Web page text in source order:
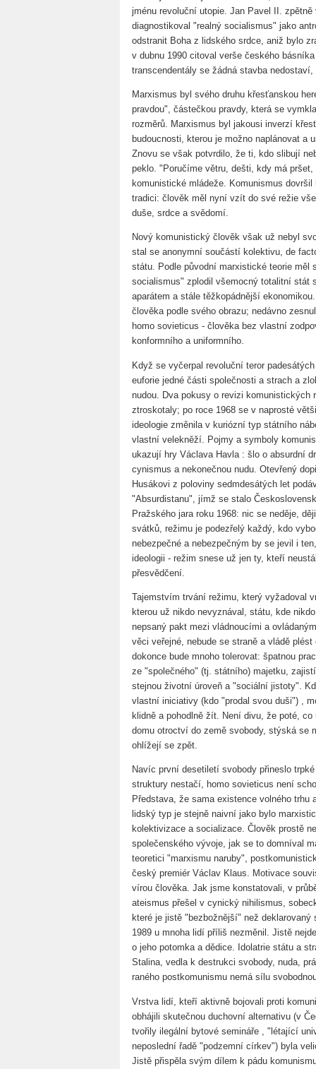
jménu revoluční utopie. Jan Pavel II.
diagnostikoval "realný socialismus" jako
odstranit Boha z lidského srdce, aniž bylo
v dubnu 1990 citoval verše českého
transcendentály se žádná stavba
Marxismus byl svého druhu křesťanskou
pravdou", částečkou pravdy, která se
rozměrů. Marxismus byl jakousi inverzí
budoucnosti, kterou je možno naplánovat a
Znovu se však potvrdilo, že ti, kdo slibují
peklo. "Poručíme větru, dešti, kdy má
komunistické mládeže. Komunismus
tradici: člověk měl nyní vzít do své režie
duše, srdce a svědomí.
Nový komunistický člověk však už nebyl
stal se anonymní součástí kolektivu, de
státu. Podle původní marxistické teorie
socialismus" zplodil všemocný totalitní stát
aparátem a stále těžkopádnější
člověka podle svého obrazu; nedávno
homo sovieticus - člověka bez vlastní
konformního a uniformního.
Když se vyčerpal revoluční teror
euforie jedné části společnosti a strach a
nudou. Dva pokusy o revizi komunistických
ztroskotaly; po roce 1968 se v naprosté
ideologie změnila v kuriózní typ státního
vlastní velekněží. Pojmy a symboly
ukazují hry Václava Havla : šlo o absurdní
cynismus a nekonečnou nudu. Otevřený
Husákovi z poloviny sedmdesátých let
"Absurdistanu", jímž se stalo
Pražského jara roku 1968: nic se neděje,
svátků, režimu je podezřelý každý, kdo
nebezpečné a nebezpečným by se jevil i
ideologii - režim snese už jen ty, kteří
přesvědčení.
Tajemstvím trvání režimu, který vyžadoval
kterou už nikdo nevyznával, státu, kde
nepsaný pakt mezi vládnoucími a
věci veřejné, nebude se straně a vládě
dokonce bude mnoho tolerovat: špatnou
ze "společného" (tj. státního) majetku,
stejnou životní úroveň a "sociální jistoty".
vlastní iniciativy (kdo "prodal svou duši") ,
klidně a pohodlně žít. Není divu, že poté,
domu otroctví do země svobody, stýská se
ohlížejí se zpět.
Navíc první desetiletí svobody přineslo
struktury nestačí, homo sovieticus není
Představa, že sama existence volného
lidský typ je stejně naivní jako bylo
kolektivizace a socializace. Člověk prostě
společenského vývoje, jak se to domníval
teoretici "marxismu naruby",
český premiér Václav Klaus. Motivace
vírou člověka. Jak jsme konstatovali, v
ateismus přešel v cynický nihilismus,
které je jistě "bezbožnější" než
1989 u mnoha lidí příliš nezměnil. Jistě
o jeho potomka a dědice. Idolatrie státu a
Stalina, vedla k destrukci svobody, nuda,
raného postkomunismu nemá sílu
Vrstva lidí, kteří aktivně bojovali proti
obhájili skutečnou duchovní alternativu (v
tvořily ilegální bytové semináře , "létající
neposlední řadě "podzemní církev") byla
Jistě přispěla svým dílem k pádu